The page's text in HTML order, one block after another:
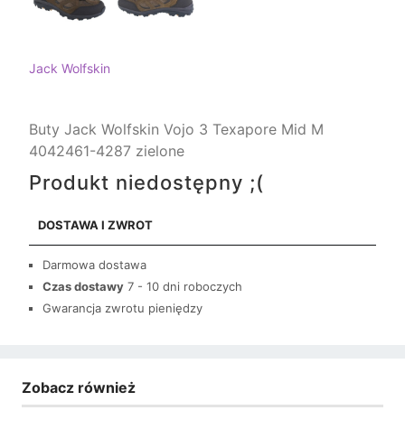
Jack Wolfskin
Buty Jack Wolfskin Vojo 3 Texapore Mid M
4042461-4287 zielone
Produkt niedostępny ;(
DOSTAWA I ZWROT
Darmowa dostawa
Czas dostawy 7 - 10 dni roboczych
Gwarancja zwrotu pieniędzy
Zobacz również